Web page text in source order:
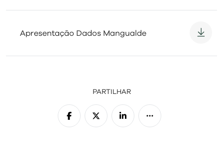
Apresentação Dados Mangualde
PARTILHAR